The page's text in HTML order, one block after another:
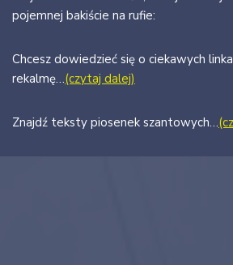
pojemnej bakiście na rufie:
Chcesz dowiedzieć się o ciekawych
rekalmę…(czytaj dalej)
Znajdź teksty piosenek szantowych…